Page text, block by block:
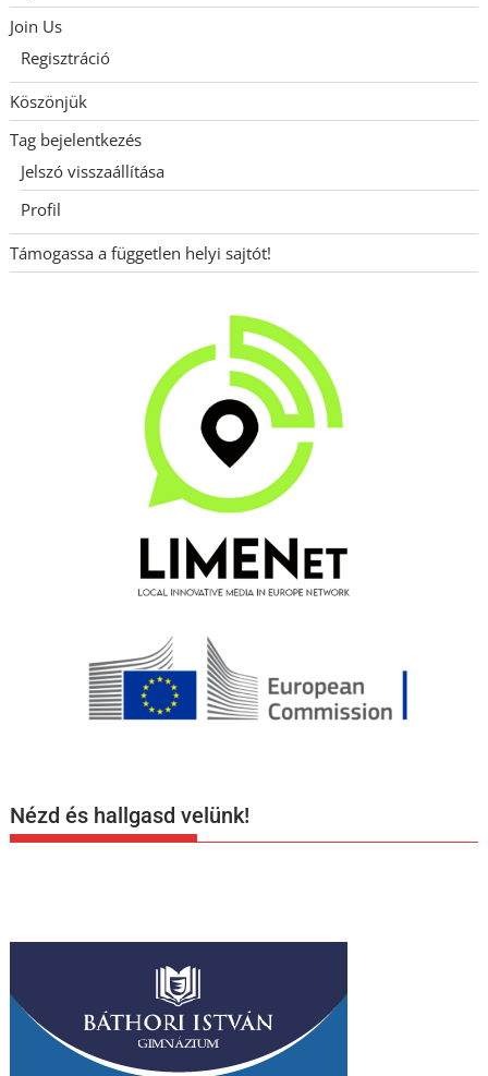
Join Us
Regisztráció
Köszönjük
Tag bejelentkezés
Jelszó visszaállítása
Profil
Támogassa a független helyi sajtót!
Nézd és hallgasd velünk!